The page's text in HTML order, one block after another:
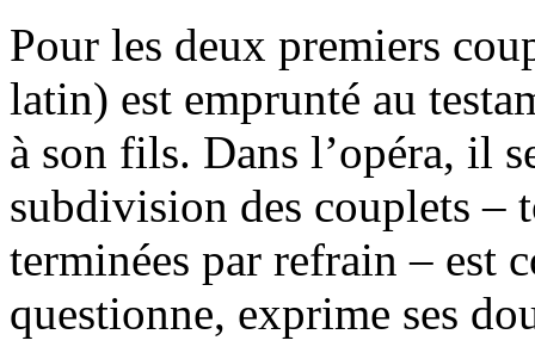
Pour les deux premiers
latin) est emprunté au
à son fils. Dans l’opéra, il
subdivision des couplets –
terminées par refrain – est
questionne, exprime ses